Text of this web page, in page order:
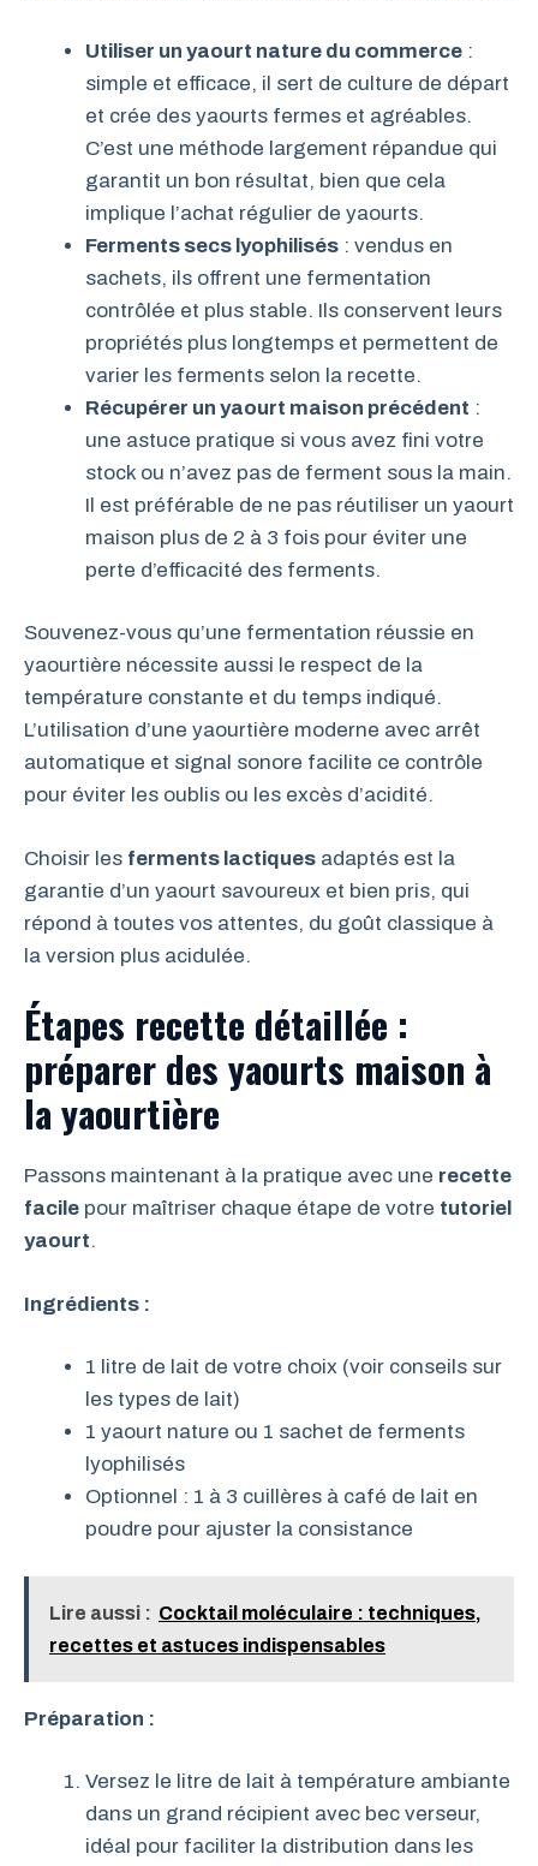
Utiliser un yaourt nature du commerce :
simple et efficace, il sert de culture de départ
et crée des yaourts fermes et agréables.
C’est une méthode largement répandue qui
garantit un bon résultat, bien que cela
implique l’achat régulier de yaourts.
Ferments secs lyophilisés : vendus en
sachets, ils offrent une fermentation
contrôlée et plus stable. Ils conservent leurs
propriétés plus longtemps et permettent de
varier les ferments selon la recette.
Récupérer un yaourt maison précédent :
une astuce pratique si vous avez fini votre
stock ou n’avez pas de ferment sous la main.
Il est préférable de ne pas réutiliser un yaourt
maison plus de 2 à 3 fois pour éviter une
perte d’efficacité des ferments.
Souvenez-vous qu’une fermentation réussie en
yaourtière nécessite aussi le respect de la
température constante et du temps indiqué.
L’utilisation d’une yaourtière moderne avec arrêt
automatique et signal sonore facilite ce contrôle
pour éviter les oublis ou les excès d’acidité.
Choisir les ferments lactiques adaptés est la
garantie d’un yaourt savoureux et bien pris, qui
répond à toutes vos attentes, du goût classique à
la version plus acidulée.
Étapes recette détaillée :
préparer des yaourts maison à
la yaourtière
Passons maintenant à la pratique avec une recette
facile pour maîtriser chaque étape de votre tutoriel
yaourt.
Ingrédients :
1 litre de lait de votre choix (voir conseils sur
les types de lait)
1 yaourt nature ou 1 sachet de ferments
lyophilisés
Optionnel : 1 à 3 cuillères à café de lait en
poudre pour ajuster la consistance
Lire aussi : Cocktail moléculaire : techniques,
recettes et astuces indispensables
Préparation :
Versez le litre de lait à température ambiante
dans un grand récipient avec bec verseur,
idéal pour faciliter la distribution dans les